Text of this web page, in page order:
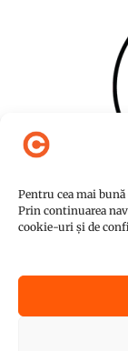
Pentru cea mai
Prin continuarea
cookie-uri și de
©